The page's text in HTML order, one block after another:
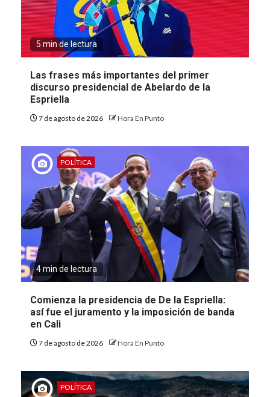
5 min de lectura
Las frases más importantes del primer
discurso presidencial de Abelardo de la
Espriella
7 de agosto de 2026 Hora En Punto
POLÍTICA
4 min de lectura
Comienza la presidencia de De la Espriella:
así fue el juramento y la imposición de banda
en Cali
7 de agosto de 2026 Hora En Punto
POLÍTICA